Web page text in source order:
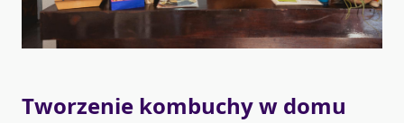
Tworzenie kombuchy w domu